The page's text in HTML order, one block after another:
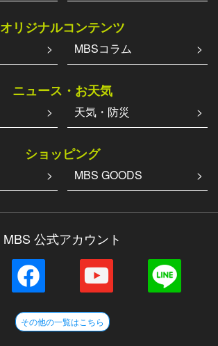
オリジナルコンテンツ
MBSコラム
ニュース・お天気
天気・防災
ショッピング
MBS GOODS
MBS 公式アカウント
その他の一覧はこちら